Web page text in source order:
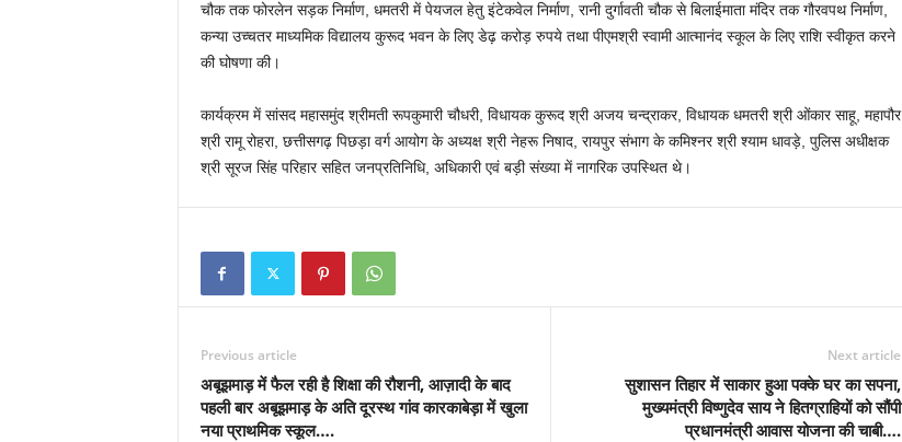
चौक तक फोरलेन सड़क निर्माण, धमतरी में पेयजल हेतु इंटेकवेल निर्माण, रानी दुर्गावती चौक से बिलाईमाता मंदिर तक गौरवपथ निर्माण,
कन्या उच्चतर माध्यमिक विद्यालय कुरूद भवन के लिए डेढ़ करोड़ रुपये तथा पीएमश्री स्वामी आत्मानंद स्कूल के लिए राशि स्वीकृत करने
की घोषणा की।
कार्यक्रम में सांसद महासमुंद श्रीमती रूपकुमारी चौधरी, विधायक कुरूद श्री अजय चन्द्राकर, विधायक धमतरी श्री ओंकार साहू, महापौर
श्री रामू रोहरा, छत्तीसगढ़ पिछड़ा वर्ग आयोग के अध्यक्ष श्री नेहरू निषाद, रायपुर संभाग के कमिश्नर श्री श्याम धावड़े, पुलिस अधीक्षक
श्री सूरज सिंह परिहार सहित जनप्रतिनिधि, अधिकारी एवं बड़ी संख्या में नागरिक उपस्थित थे।
Previous article
अबूझमाड़ में फैल रही है शिक्षा की रौशनी, ​आज़ादी के बाद
पहली बार अबूझमाड़ के अति दूरस्थ गांव कारकाबेड़ा में खुला
नया प्राथमिक स्कूल….
Next article
सुशासन तिहार में साकार हुआ पक्के घर का सपना,
मुख्यमंत्री विष्णुदेव साय ने हितग्राहियों को सौंपी
प्रधानमंत्री आवास योजना की चाबी….